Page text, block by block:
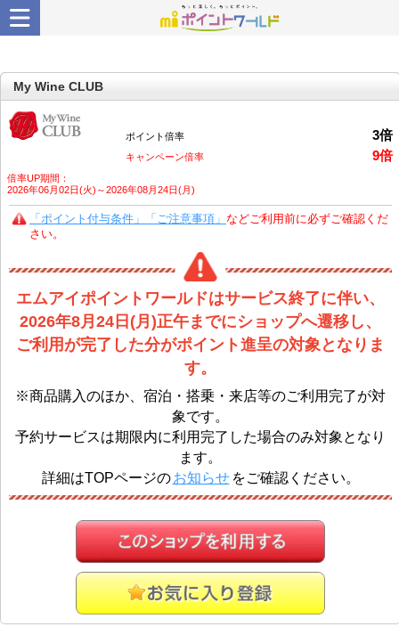
My Wine CLUB
ポイント倍率 3倍
キャンペーン倍率 9倍
倍率UP期間：
2026年06月02日(火)～2026年08月24日(月)
「ポイント付与条件」「ご注意事項」 などご利用前に必ずご確認くだ
さい。
エムアイポイントワールドはサービス終了に伴い、
2026年8月24日(月)正午までにショップへ遷移し、
ご利用が完了した分がポイント進呈の対象となりま
す。
※商品購入のほか、宿泊・搭乗・来店等のご利用完了が対
象です。
予約サービスは期限内に利用完了した場合のみ対象となり
ます。
詳細はTOPページの お知らせ をご確認ください。